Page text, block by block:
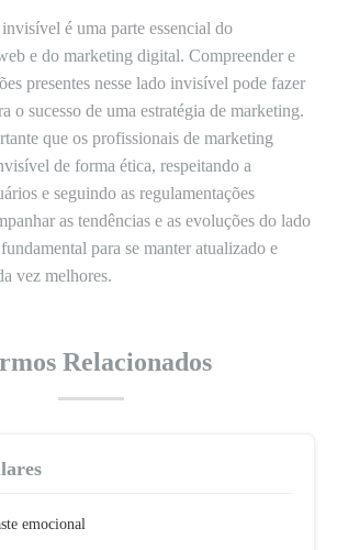
é uma parte essencial do
e do marketing digital. Compreender e
presentes nesse lado invisível pode fazer
o sucesso de uma estratégia de marketing.
que os profissionais de marketing
de forma ética, respeitando a
e seguindo as regulamentações
as tendências e as evoluções do lado
para se manter atualizado e
vez melhores.
Relacionados
emocional